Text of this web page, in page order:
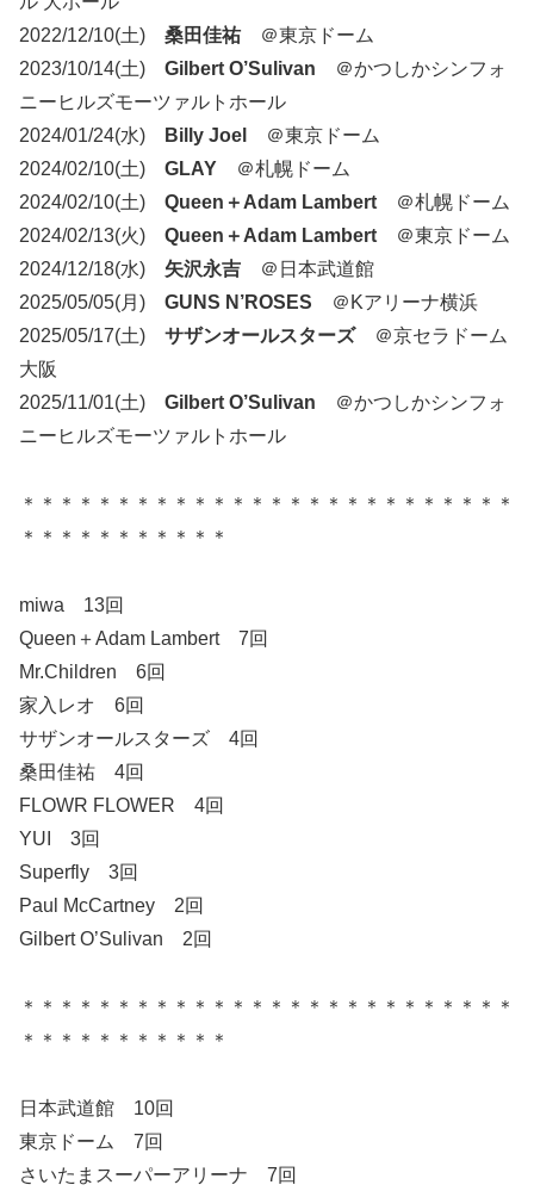
2022/12/10(土) 桑田佳祐＠東京ドーム
2023/10/14(土) Gilbert O’Sulivan ＠かつしかシンフォ
ニーヒルズモーツァルトホール
2024/01/24(水)
Billy Joel
＠東京ドーム
2024/02/10(土) GLAY ＠札幌ドーム
2024/02/10(土) Queen＋Adam Lambert ＠札幌ドーム
2024/02/13(火) Queen＋Adam Lambert ＠東京ドーム
2024/12/18(水) 矢沢永吉 ＠日本武道館
2025/05/05(月) GUNS N’ROSES ＠Kアリーナ横浜
2025/05/17(土) サザンオールスターズ＠京セラドーム
大阪
2025/11/01(土) Gilbert O’Sulivan ＠かつしかシンフォ
ニーヒルズモーツァルトホール
＊＊＊＊＊＊＊＊＊＊＊＊＊＊＊＊＊＊＊＊＊＊＊＊＊＊
＊＊＊＊＊＊＊＊＊＊＊
miwa 13回
Queen＋Adam Lambert 7回
Mr.Children 6回
家入レオ 6回
サザンオールスターズ 4回
桑田佳祐 4回
FLOWR FLOWER 4回
YUI 3回
Superfly 3回
Paul McCartney 2回
Gilbert O’Sulivan 2回
＊＊＊＊＊＊＊＊＊＊＊＊＊＊＊＊＊＊＊＊＊＊＊＊＊＊
＊＊＊＊＊＊＊＊＊＊＊
日本武道館 10回
東京ドーム 7回
さいたまスーパーアリーナ 7回